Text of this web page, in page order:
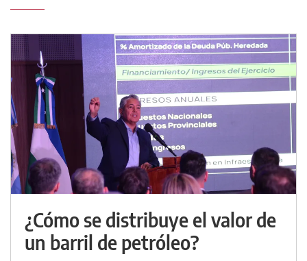
¿Cómo se distribuye el valor de
un barril de petróleo?